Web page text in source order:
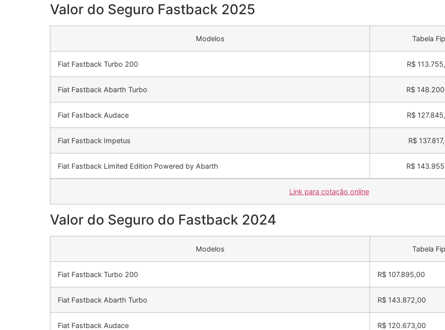
Valor do Seguro Fastback 2025
Modelos Tabela
Fiat Fastback Turbo 200 R$
Fiat Fastback Abarth Turbo R$
Fiat Fastback Audace R$
Fiat Fastback Impetus R$
Fiat Fastback Limited Edition Powered by Abarth R$
Link para cotação online
Valor do Seguro do Fastback 2024
Modelos Tabela
Fiat Fastback Turbo 200 R$ 107.895,00
Fiat Fastback Abarth Turbo R$ 143.872,00
Fiat Fastback Audace R$ 120.673,00